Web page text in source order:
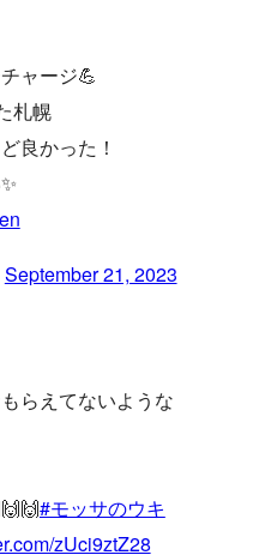
ャージ💪
札幌
良かった！
September 21, 2023
らえてないような
#モッサのウキ
zUci9ztZ28